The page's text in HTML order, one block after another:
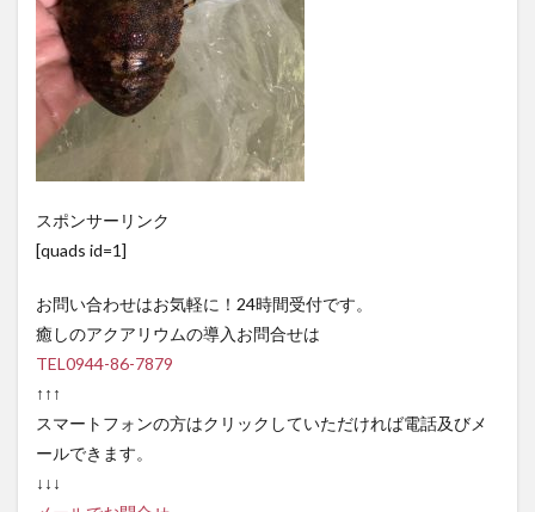
スポンサーリンク
[quads id=1]
お問い合わせはお気軽に！24時間受付です。
癒しのアクアリウムの導入お問合せは
TEL0944-86-7879
↑↑↑
スマートフォンの方はクリックしていただければ電話及びメ
ールできます。
↓↓↓